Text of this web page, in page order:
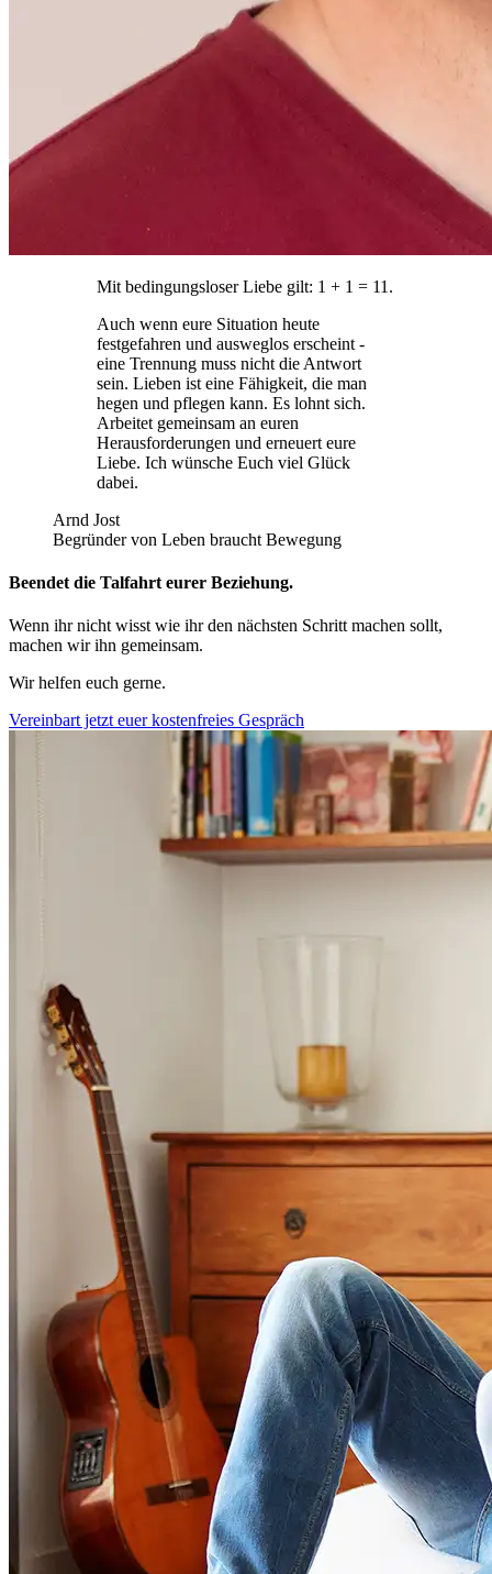
Mit bedingungsloser Liebe gilt: 1 + 1 = 11.
Auch wenn eure Situation heute
festgefahren und ausweglos erscheint -
eine Trennung muss nicht die Antwort
sein. Lieben ist eine Fähigkeit, die man
hegen und pflegen kann. Es lohnt sich.
Arbeitet gemeinsam an euren
Herausforderungen und erneuert eure
Liebe. Ich wünsche Euch viel Glück
dabei.
Arnd Jost
Begründer von Leben braucht Bewegung
Beendet die Talfahrt eurer Beziehung.
Wenn ihr nicht wisst wie ihr den nächsten Schritt machen sollt,
machen wir ihn gemeinsam.
Wir helfen euch gerne.
Vereinbart jetzt euer kostenfreies Gespräch